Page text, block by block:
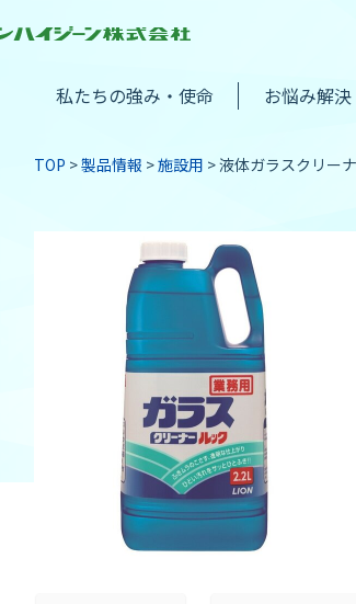
私たちの強み・使命 お悩み解決
TOP 製品情報 施設用 液体ガラスクリー